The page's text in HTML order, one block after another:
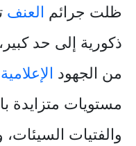
ظلت جرائم العنف
ذكورية إلى حد
من الجهود الإعلامية
مستويات متزايدة
والفتيات